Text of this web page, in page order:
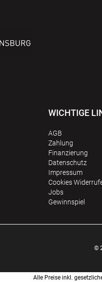
WICHTIGE
AGB
Zahlung
Finanzierung
Datenschutz
Impressum
Сookies
Jobs
Gewinnspiel
©
Alle Preise inkl.